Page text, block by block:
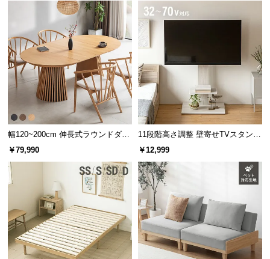
幅120~200cm 伸長式ラウンドダイ
ニングテーブル 6人掛け 天然木突
￥79,990
11段階高さ調整 壁寄せTVスタンド
キャスター付き 上下左右角度調節
￥12,999